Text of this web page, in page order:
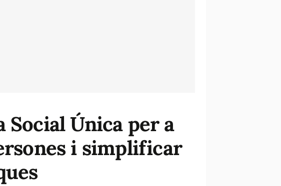
Única per a
i simplificar